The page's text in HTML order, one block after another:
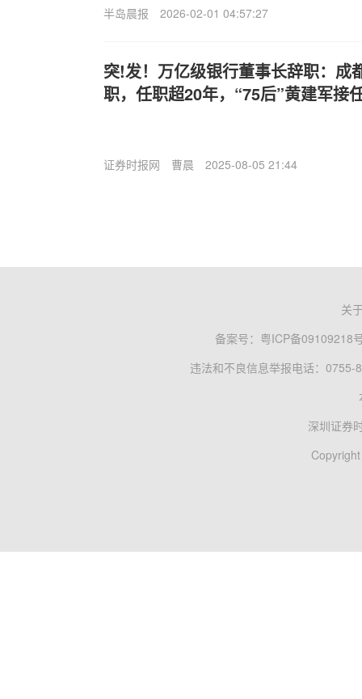
半岛晨报 2026-02-01 04:57:27
突!发！万亿级银行董事长辞职：成
职，任职超20年，“75后”黄建军接
证券时报网 曹晨 2025-08-05 21:44
关
备案号： 粤ICP备09109218
违法和不良信息举报电话：0755-
深圳证券